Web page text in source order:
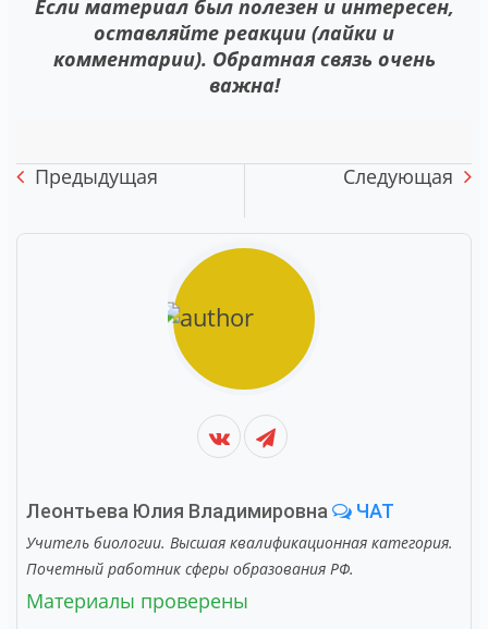
Если материал был полезен и интересен,
оставляйте реакции (лайки и
комментарии). Обратная связь очень
важна!
Предыдущая Следующая
Леонтьева Юлия Владимировна ЧАТ
Учитель биологии. Высшая квалификационная категория.
Почетный работник сферы образования РФ.
Материалы проверены